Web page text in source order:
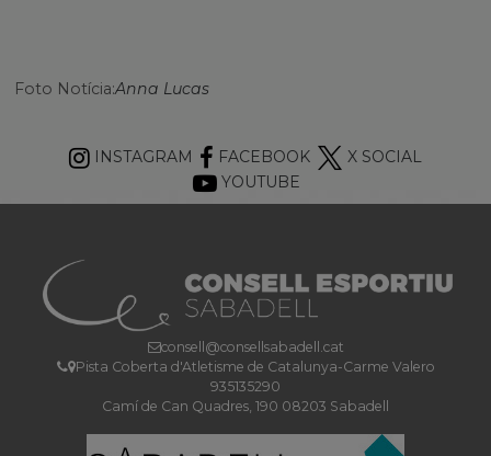
Foto Notícia:Anna Lucas
INSTAGRAM FACEBOOK
X SOCIAL
YOUTUBE
consell@consellsabadell.cat
Pista Coberta d'Atletisme de Catalunya-Carme Valero
935135290
Camí de Can Quadres, 190 08203 Sabadell